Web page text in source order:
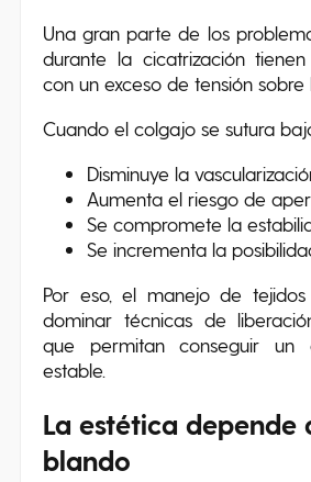
Una gran parte de los
durante la cicatrización
con un exceso de tensión sobre
Cuando el colgajo se sutura
Disminuye la
Aumenta el riesgo de
Se compromete la
Se incrementa la
Por eso, el manejo de
dominar técnicas de
que permitan conseguir un
estable.
La estética depende
blando